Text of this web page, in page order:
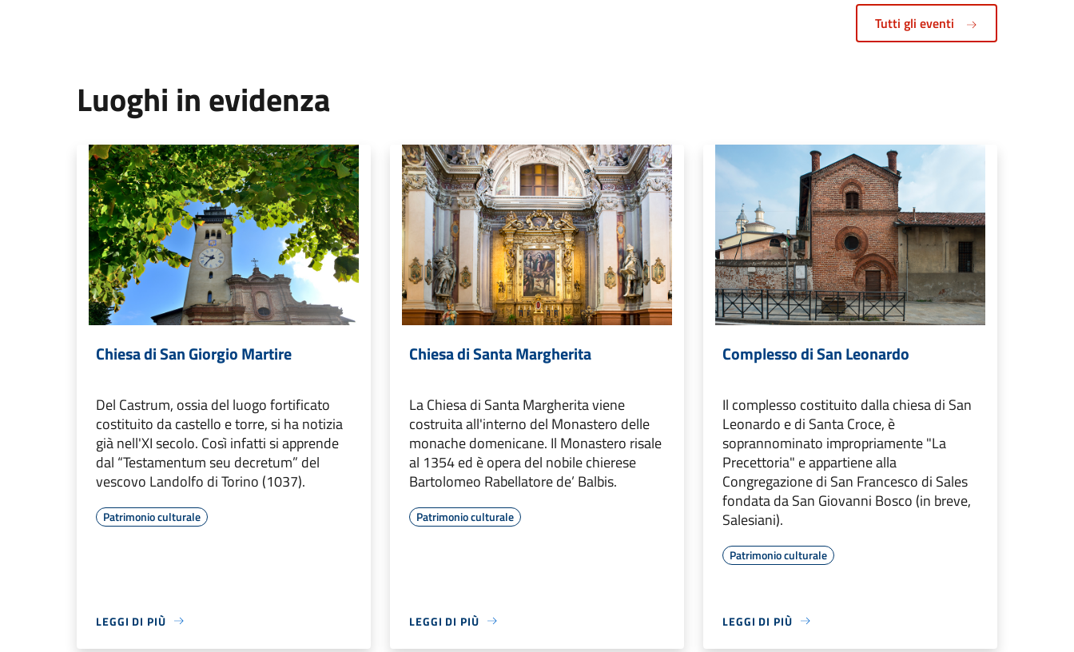
Tutti gli eventi
Luoghi in evidenza
Chiesa di San Giorgio Martire
Del Castrum, ossia del luogo fortificato
costituito da castello e torre, si ha notizia
già nell'XI secolo. Così infatti si apprende
dal “Testamentum seu decretum” del
vescovo Landolfo di Torino (1037).
Patrimonio culturale
LEGGI DI PIÙ
Chiesa di Santa Margherita
La Chiesa di Santa Margherita viene
costruita all'interno del Monastero delle
monache domenicane. Il Monastero risale
al 1354 ed è opera del nobile chierese
Bartolomeo Rabellatore de’ Balbis.
Patrimonio culturale
LEGGI DI PIÙ
Complesso di San Leonardo
Il complesso costituito dalla chiesa di San
Leonardo e di Santa Croce, è
soprannominato impropriamente "La
Precettoria" e appartiene alla
Congregazione di San Francesco di Sales
fondata da San Giovanni Bosco (in breve,
Salesiani).
Patrimonio culturale
LEGGI DI PIÙ